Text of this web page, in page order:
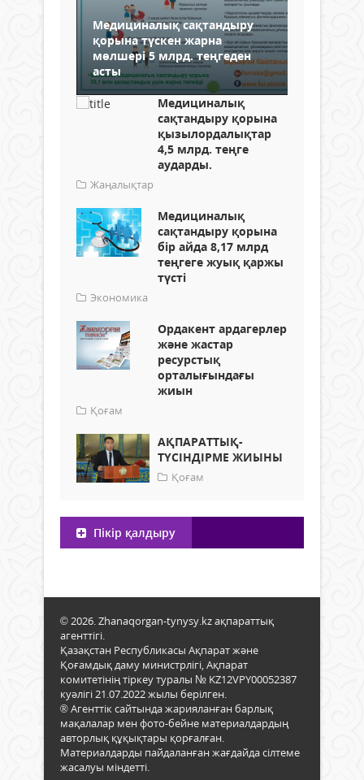
Медициналық сақтандыру
қорына түскен жарна
мөлшері 5 млрд. теңгеден
асты
Медициналық
сақтандыру қорына
қызылордалықтар
4,5 млрд. теңге
аударды.
Жаңалықтар
Медициналық
сақтандыру қорына
бір айда 8,17 млрд
теңгеге жуық қаржы
түсті
Экономика
Ордакент ардагерлер
және жастар
ресурстық
орталығындағы
жиын
Қоғам
АҚПАРАТТЫҚ-
ТҮСІНДІРМЕ ЖИЫНЫ
Қоғам
Пікір қалдыру
© 2026. Zhanaqorgan-tynysy.kz ақпараттық
агенттігі.
Қазақстан Республикасы Ақпарат және
Қоғамдық даму министрлігі, Ақпарат
комитетінің тіркеу туралы № KZ12VPY00052387
куәлігі 21.07.2022 жылы берілген.
® Агенттік сайтында жарияланған барлық
мақалалар мен фото-бейне материалдардың
авторлық құқықтары қорғалған.
Материалдарды пайдаланған жағдайда сілтеме
жасалуы міндетті.